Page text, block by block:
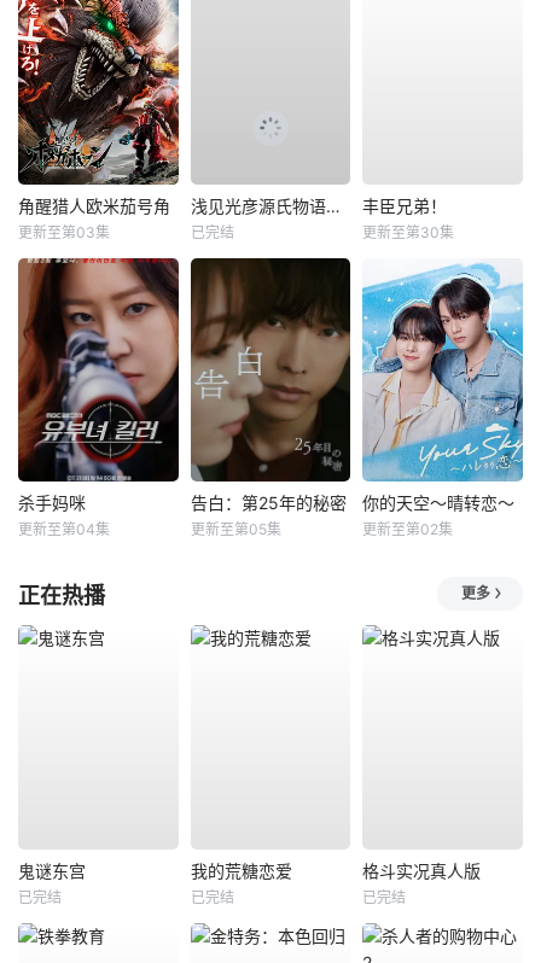
角醒猎人欧米茄号角
更新至第03集
浅见光彦源氏物语杀人事件
已完结
丰臣兄弟！
更新至第30集
杀手妈咪
更新至第04集
告白：第25年的秘密
更新至第05集
你的天空～晴转恋～
更新至第02集
正在热播 更多
鬼谜东宫
已完结
我的荒糖恋爱
已完结
格斗实况真人版
已完结